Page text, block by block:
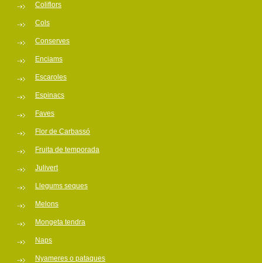
Coliflors
Cols
Conserves
Enciams
Escaroles
Espinacs
Faves
Flor de Carbassó
Fruita de temporada
Julivert
Llegums seques
Melons
Mongeta tendra
Naps
Nyameres o pataques